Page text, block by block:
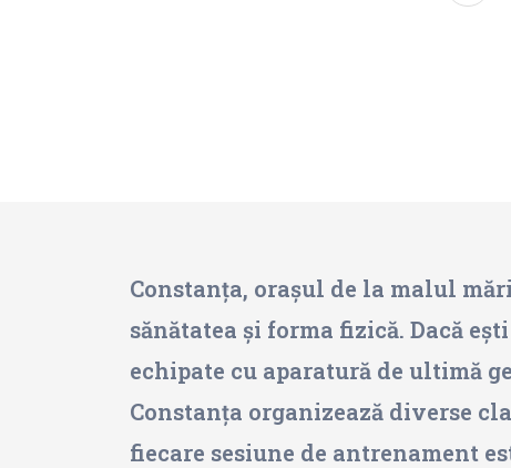
Constanța, orașul de la malul
sănătatea și forma fizică. Dacă
echipate cu aparatură de ultimă
Constanța organizează diverse
fiecare sesiune de antrenament